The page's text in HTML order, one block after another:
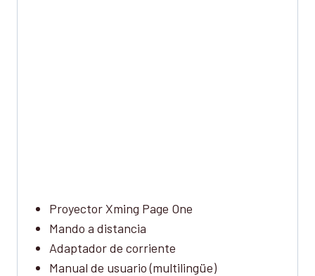
Proyector Xming Page One
Mando a distancia
Adaptador de corriente
Manual de usuario (multilingüe)